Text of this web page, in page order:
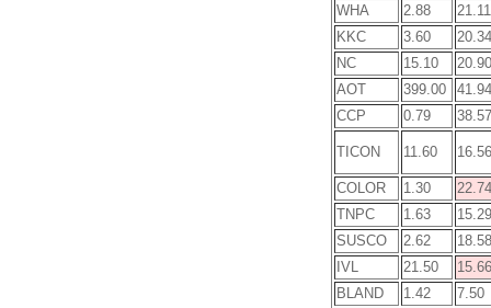
WHA
2.88
21.11
KKC
3.60
20.34
NC
15.10
20.90
AOT
399.00
41.94
CCP
0.79 38.57
TICON 11.60 16.56
COLOR 1.30
22.74
TNPC
1.63
15.29
SUSCO
2.62
18.58
IVL
21.50
15.66
BLAND
1.42
7.50